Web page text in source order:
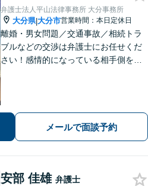
弁護士法人平山法律事務所 大分事務所
大分県|大分市営業時間：本日定休日
離婚・男女問題／交通事故／相続トラ
ブルなどの交渉は弁護士にお任せくだ
さい！感情的になっている相手側を冷
ヒアリングします。
メールで面談予約
安部 佳雄 弁護士